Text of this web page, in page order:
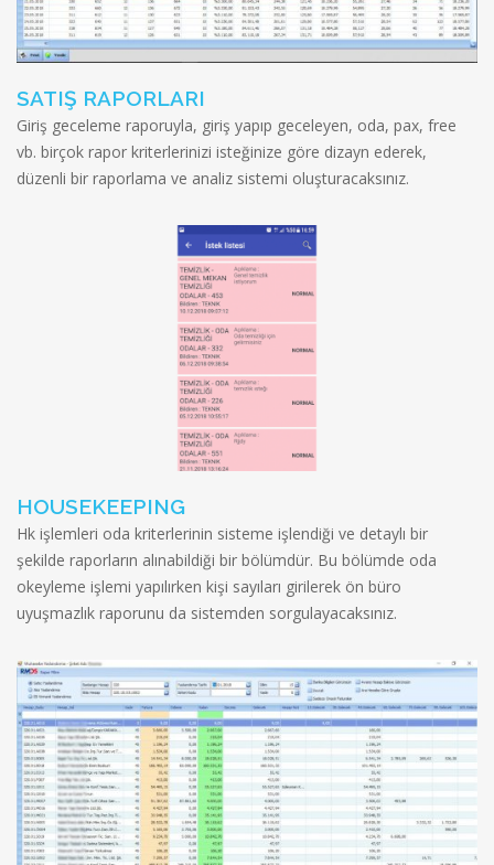
SATIŞ RAPORLARI
Giriş geceleme raporuyla, giriş yapıp geceleyen, oda, pax, free
vb. birçok rapor kriterlerinizi isteğinize göre dizayn ederek,
düzenli bir raporlama ve analiz sistemi oluşturacaksınız.
HOUSEKEEPING
Hk işlemleri oda kriterlerinin sisteme işlendiği ve detaylı bir
şekilde raporların alınabildiği bir bölümdür. Bu bölümde oda
okeyleme işlemi yapılırken kişi sayıları girilerek ön büro
uyuşmazlık raporunu da sistemden sorgulayacaksınız.